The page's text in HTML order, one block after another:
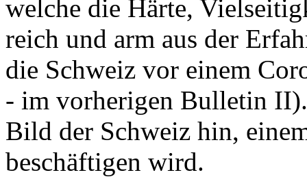
welche die Härte,
reich und arm aus der
die Schweiz vor einem
- im vorherigen Bulletin
Bild der Schweiz hin,
beschäftigen wird.